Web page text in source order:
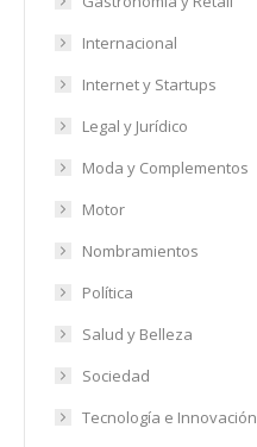
Internacional
Internet y Startups
Legal y Jurídico
Moda y Complementos
Motor
Nombramientos
Política
Salud y Belleza
Sociedad
Tecnología e Innovación